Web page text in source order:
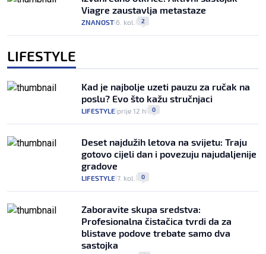
Viagre zaustavlja metastaze
ZNANOST 6. kol. 2
LIFESTYLE
Kad je najbolje uzeti pauzu za ručak na
poslu? Evo što kažu stručnjaci
LIFESTYLE prije 12 h 0
Deset najdužih letova na svijetu: Traju
gotovo cijeli dan i povezuju najudaljenije
gradove
LIFESTYLE 7. kol. 0
Zaboravite skupa sredstva:
Profesionalna čistačica tvrdi da za
blistave podove trebate samo dva
sastojka